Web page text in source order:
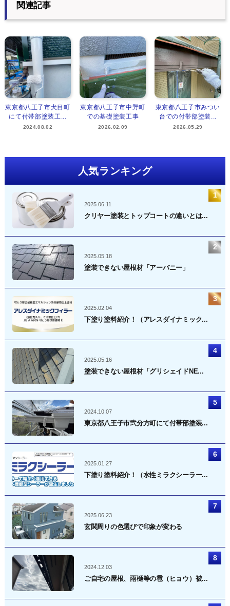
関連記事
東京都八王子市犬目町
にて付帯部塗装工...
2024.08.02
東京都八王子市中野町
での基礎塗装工事
2026.02.09
東京都八王子市みつい
台での付帯部塗装...
2026.05.29
人気ランキング
2025.06.11
クリヤー塗装とトップコートの違いとは...
2025.05.18
塗装できない屋根材「アーバニー」
2025.02.04
下塗り塗料紹介！（アレスダイナミック...
2025.05.16
塗装できない屋根材「グリシェイドNE...
2024.10.07
東京都八王子市弐分方町にて付帯部塗装...
2025.01.27
下塗り塗料紹介！（水性ミラクシーラー...
2025.06.23
玄関周りの色選びで印象が変わる
2024.12.03
ご自宅の屋根、雨樋等の雹（ヒョウ）被...